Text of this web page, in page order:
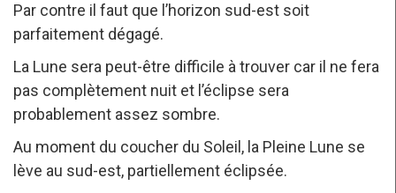
Par contre il faut que l’horizon sud-est soit
parfaitement dégagé.
La Lune sera peut-être difficile à trouver car il ne fera
pas complètement nuit et l’éclipse sera
probablement assez sombre.
Au moment du coucher du Soleil, la Pleine Lune se
lève au sud-est, partiellement éclipsée.